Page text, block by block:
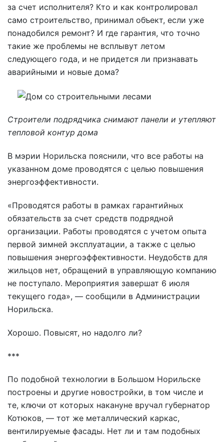
за счет исполнителя? Кто и как контролировал
само строительство, принимал объект, если уже
понадобился ремонт? И где гарантия, что точно
такие же проблемы не всплывут летом
следующего года, и не придется ли признавать
аварийными и новые дома?
Строители подрядчика снимают панели и утепляют
тепловой контур дома
В мэрии Норильска пояснили, что все работы на
указанном доме проводятся с целью повышения
энергоэффективности.
«Проводятся работы в рамках гарантийных
обязательств за счет средств подрядной
организации. Работы проводятся с учетом опыта
первой зимней эксплуатации, а также с целью
повышения энергоэффективности. Неудобств для
жильцов нет, обращений в управляющую компанию
не поступало. Мероприятия завершат 6 июля
текущего года», — сообщили в Администрации
Норильска.
Хорошо. Повысят, но надолго ли?
***
По подобной технологии в Большом Норильске
построены и другие новостройки, в том числе и
те, ключи от которых накануне вручал губернатор
Котюков, — тот же металлический каркас,
вентилируемые фасады. Нет ли и там подобных